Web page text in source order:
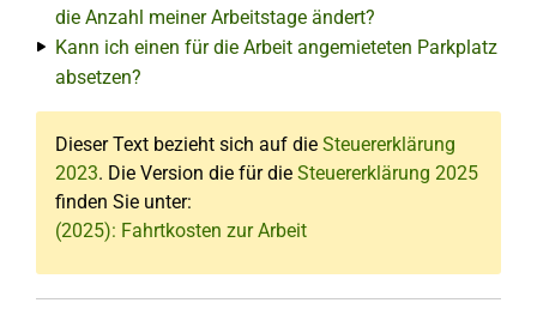
die Anzahl meiner Arbeitstage ändert?
Kann ich einen für die Arbeit angemieteten Parkplatz
absetzen?
Dieser Text bezieht sich auf die Steuererklärung
2023. Die Version die für die Steuererklärung 2025
finden Sie unter:
(2025): Fahrtkosten zur Arbeit